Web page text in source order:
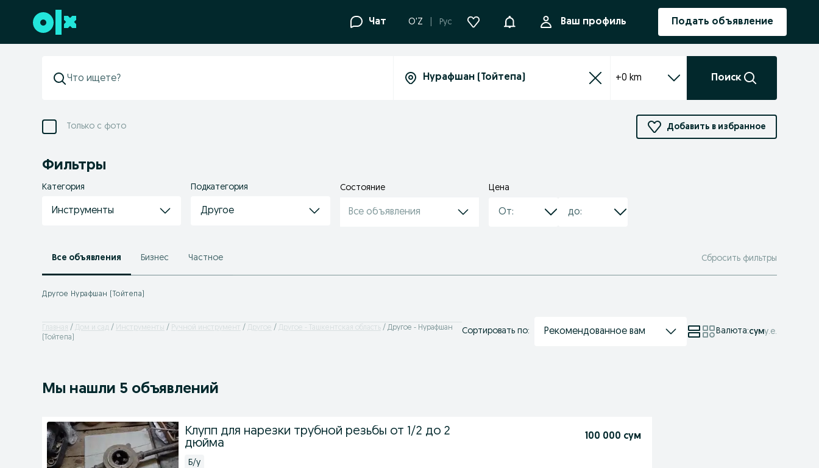
Перейти к нижнему колонтитулу Чат O'Z Рус УведомленияВаш профиль Подать объявление
+0 km Поиск
Только с фото Добавить в избранное
Фильтры
Категория
Инструменты
Подкатегория
Другое
Состояние
Все объявления
Цена
Все объявления Бизнес Частное Сбросить фильтры
Другое Нурафшан (Тойтепа)
Главная Дом и сад Инструменты Ручной инструмент Другое Другое - Ташкентская область
Другое - Нурафшан
(Тойтепа)
Сортировать по: Рекомендованное вам Валюта:суму.е.
Мы нашли 5 объявлений
Клупп для нарезки трубной резьбы от 1/2 до 2
дюйма
100 000 сум
Б/у